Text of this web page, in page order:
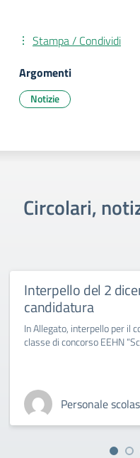
Stampa / Condividi
Argomenti
Notizie
Circolari,
Interpello del 2
candidatura
In Allegato, interpello per il
classe di concorso EEHN
Personale